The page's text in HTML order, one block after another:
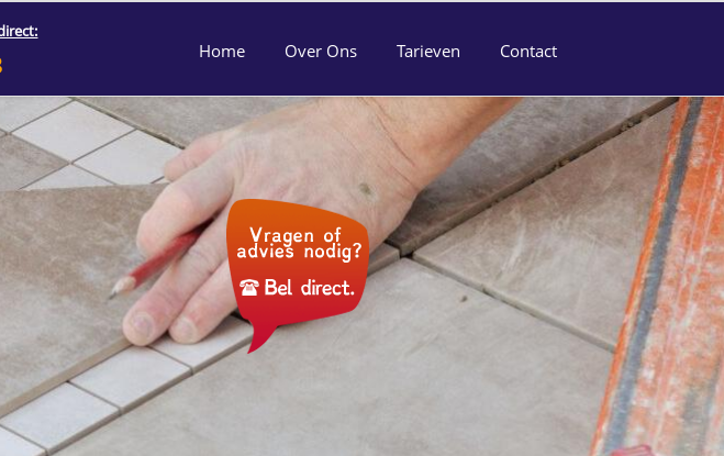
Home Over Ons Tarieven Contact